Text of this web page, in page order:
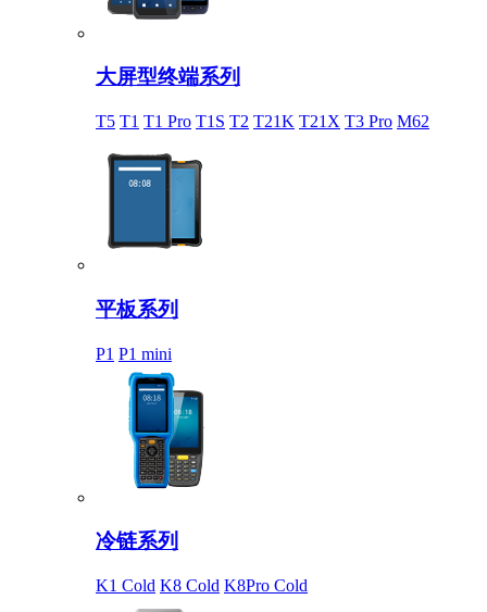
大屏型终端系列
T5 T1 T1 Pro T1S T2 T21K T21X T3 Pro M62
平板系列
P1 P1 mini
冷链系列
K1 Cold K8 Cold K8Pro Cold